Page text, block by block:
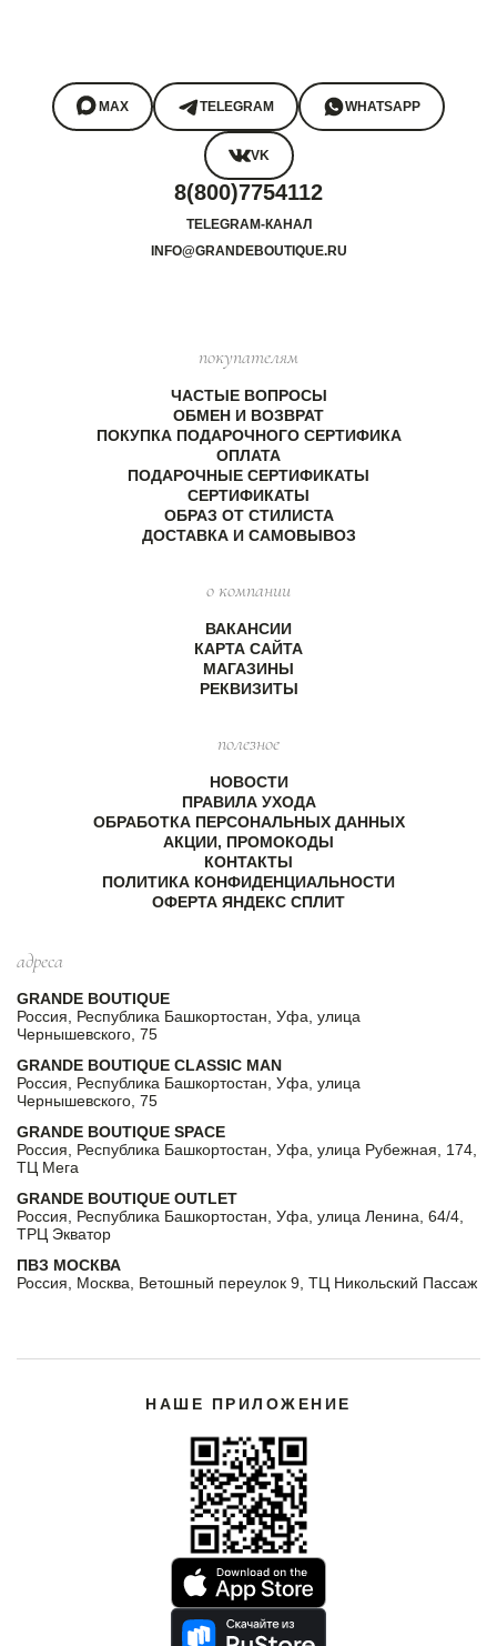
MAX TELEGRAM WHATSAPP
VK
8(800)7754112
TELEGRAM-КАНАЛ
INFO@GRANDEBOUTIQUE.RU
покупателям
ЧАСТЫЕ ВОПРОСЫ
ОБМЕН И ВОЗВРАТ
ПОКУПКА ПОДАРОЧНОГО СЕРТИФИКА
ОПЛАТА
ПОДАРОЧНЫЕ СЕРТИФИКАТЫ
СЕРТИФИКАТЫ
ОБРАЗ ОТ СТИЛИСТА
ДОСТАВКА И САМОВЫВОЗ
о компании
ВАКАНСИИ
КАРТА САЙТА
МАГАЗИНЫ
РЕКВИЗИТЫ
полезное
НОВОСТИ
ПРАВИЛА УХОДА
ОБРАБОТКА ПЕРСОНАЛЬНЫХ ДАННЫХ
АКЦИИ, ПРОМОКОДЫ
КОНТАКТЫ
ПОЛИТИКА КОНФИДЕНЦИАЛЬНОСТИ
ОФЕРТА ЯНДЕКС СПЛИТ
адреса
GRANDE BOUTIQUE
Россия, Республика Башкортостан, Уфа, улица
Чернышевского, 75
GRANDE BOUTIQUE CLASSIC MAN
Россия, Республика Башкортостан, Уфа, улица
Чернышевского, 75
GRANDE BOUTIQUE SPACE
Россия, Республика Башкортостан, Уфа, улица Рубежная, 174,
ТЦ Мега
GRANDE BOUTIQUE OUTLET
Россия, Республика Башкортостан, Уфа, улица Ленина, 64/4,
ТРЦ Экватор
ПВЗ МОСКВА
Россия, Москва, Ветошный переулок 9, ТЦ Никольский Пассаж
НАШЕ ПРИЛОЖЕНИЕ